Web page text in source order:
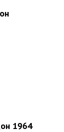
1964